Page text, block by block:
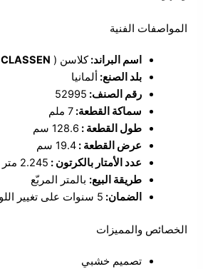
المواصفات الفنية
اسم البراند:كلاسن ( CLASSEN )
بلد الصنع: ألمانيا
رقم الصنف: 52995
سماكة القطعة:7 ملم
طول القطعة : 128.6 سم
عرض القطعة :19.4 سم
عدد الأمتار بالكرتون : 2.245 متر مربع
طريقة البيع: بالمتر المربّع
الضمان: 5 سنوات على تغيير اللون
الخصائص والمميزات
تصميم خشبي